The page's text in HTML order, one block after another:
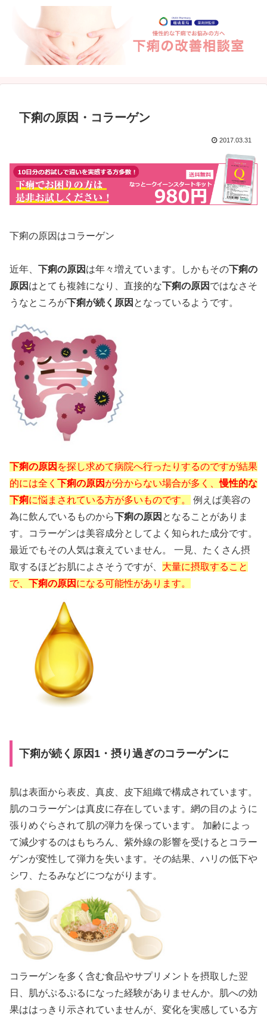
下痢の原因・コラーゲン
2017.03.31
下痢の原因はコラーゲン
近年、 下痢の原因 は年々増えています。しかもその 下痢の
原因 はとても複雑になり、直接的な 下痢の原因 ではなさそ
うなところが 下痢が続く原因 となっているようです。
下痢の原因 を探し求めて病院へ行ったりするのですが結果
的には全く 下痢の原因 が分からない場合が多く、慢性的な
下痢に悩まされている方が多いものです。
例えば美容の
為に飲んでいるものから下痢の原因 となることがありま
す。コラーゲンは美容成分としてよく知られた成分です。
最近でもその人気は衰えていません。 一見、たくさん摂
取するほどお肌によさそうですが、 大量に摂取すること
で、 下痢の原因 になる可能性があります。
下痢が続く原因1・摂り過ぎのコラーゲンに
肌は表面から表皮、真皮、皮下組織で構成されています。
肌のコラーゲンは真皮に存在しています。網の目のように
張りめぐらされて肌の弾力を保っています。 加齢によっ
て減少するのはもちろん、紫外線の影響を受けるとコラー
ゲンが変性して弾力を失います。その結果、ハリの低下や
シワ、たるみなどにつながります。
コラーゲンを多く含む食品やサプリメントを摂取した翌
日、肌がぷるぷるになった経験がありませんか。肌への効
果ははっきり示されていませんが、変化を実感している方